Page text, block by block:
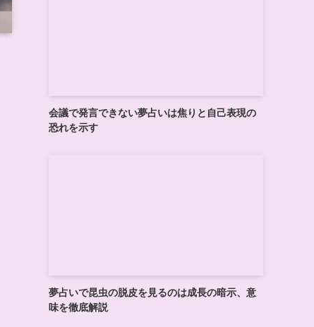
会議で発言できない夢占いは焦りと自己表現の
恐れを示す
夢占いで昆虫の脱皮を見るのは成長の暗示、意
味を徹底解説